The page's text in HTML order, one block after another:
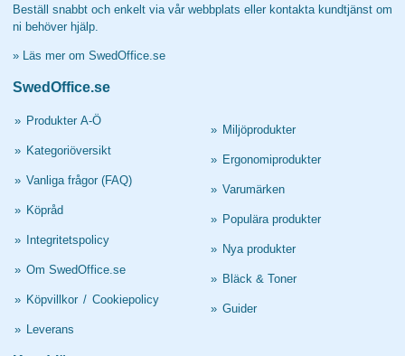
Beställ snabbt och enkelt via vår webbplats eller kontakta kundtjänst om
ni behöver hjälp.
» Läs mer om SwedOffice.se
SwedOffice.se
» Produkter A-Ö
» Kategoriöversikt
» Vanliga frågor (FAQ)
» Köpråd
» Integritetspolicy
» Om SwedOffice.se
» Köpvillkor / Cookiepolicy
» Leverans
» Miljöprodukter
» Ergonomiprodukter
» Varumärken
» Populära produkter
» Nya produkter
» Bläck & Toner
» Guider